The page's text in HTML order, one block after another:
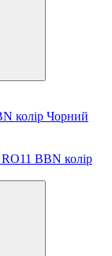
колір Чорний